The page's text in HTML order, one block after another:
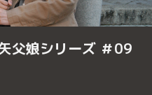
父娘シリーズ ＃09